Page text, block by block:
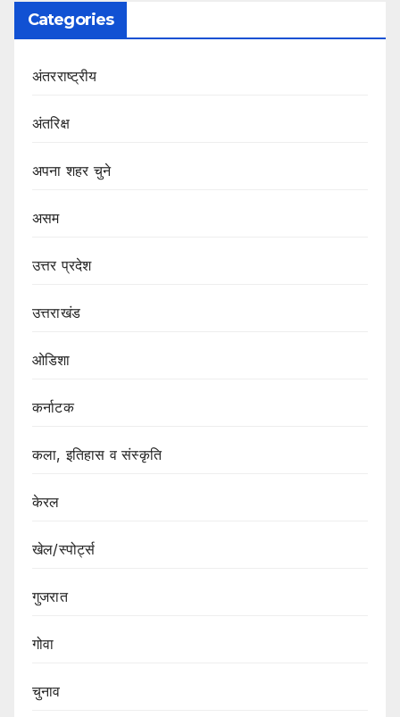
Categories
अंतरराष्ट्रीय
अंतरिक्ष
अपना शहर चुने
असम
उत्तर प्रदेश
उत्तराखंड
ओडिशा
कर्नाटक
कला, इतिहास व संस्कृति
केरल
खेल/स्पोर्ट्स
गुजरात
गोवा
चुनाव